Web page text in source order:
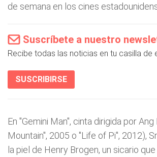
de semana en los cines
Suscríbete a nuestro
Recibe todas las noticias en tu casilla de
SUSCRIBIRSE
En "Gemini Man", cinta dirigida por
Mountain", 2005 o "Life of Pi", 2012),
la piel de Henry Brogen, un sicario